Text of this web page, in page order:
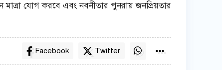
মাত্রা যোগ করবে এবং নবনীতার পুনরায় জনপ্রিয়তার
Facebook Twitter